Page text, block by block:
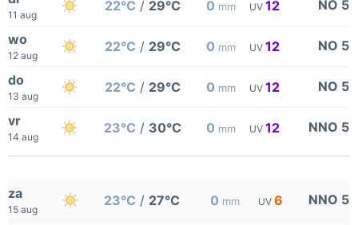
11 aug
22°C / 29°C 0 mm UV 12 NO 5
wo
12 aug
22°C / 29°C 0 mm UV 12 NO 5
do
13 aug
22°C / 29°C 0 mm UV 12 NO 5
vr
14 aug
23°C / 30°C 0 mm UV 12 NNO 5
za
15 aug
23°C / 27°C 0 mm UV 6 NNO 5